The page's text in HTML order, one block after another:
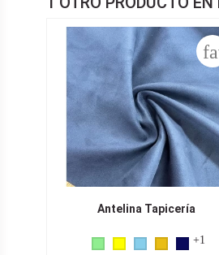
Antelina Tapicería
+1